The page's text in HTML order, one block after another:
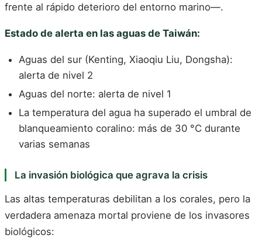
frente al rápido deterioro del entorno marino—.
Estado de alerta en las aguas de Taiwán:
Aguas del sur (Kenting, Xiaoqiu Liu, Dongsha):
alerta de nivel 2
Aguas del norte: alerta de nivel 1
La temperatura del agua ha superado el umbral de
blanqueamiento coralino: más de 30 °C durante
varias semanas
La invasión biológica que agrava la crisis
Las altas temperaturas debilitan a los corales, pero la
verdadera amenaza mortal proviene de los invasores
biológicos: